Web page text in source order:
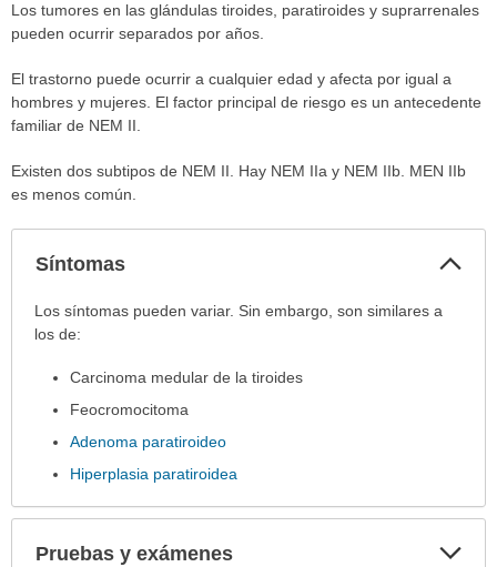
Los tumores en las glándulas tiroides, paratiroides y suprarrenales
pueden ocurrir separados por años.
El trastorno puede ocurrir a cualquier edad y afecta por igual a
hombres y mujeres. El factor principal de riesgo es un antecedente
familiar de NEM II.
Existen dos subtipos de NEM II. Hay NEM IIa y NEM IIb. MEN IIb
es menos común.
Síntomas
Síntomas
extendido.
Los síntomas pueden variar. Sin embargo, son similares a
los de:
Carcinoma medular de la tiroides
Feocromocitoma
Adenoma paratiroideo
Hiperplasia paratiroidea
Pruebas y exámenes